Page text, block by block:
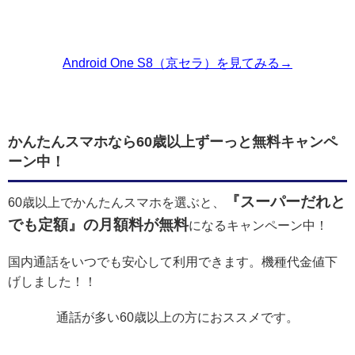
Android One S8（京セラ）を見てみる→
かんたんスマホなら60歳以上ずーっと無料キャンペ
ーン中！
60歳以上でかんたんスマホを選ぶと、
『スーパーだれと
でも定額』の月額料が無料になるキャンペーン中！
国内通話をいつでも安心して利用できます。機種代金値下
げしました！！
通話が多い60歳以上の方におススメです。